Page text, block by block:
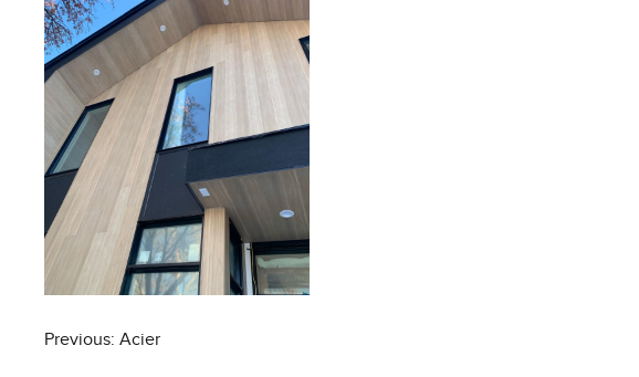
Post
Previous: Acier